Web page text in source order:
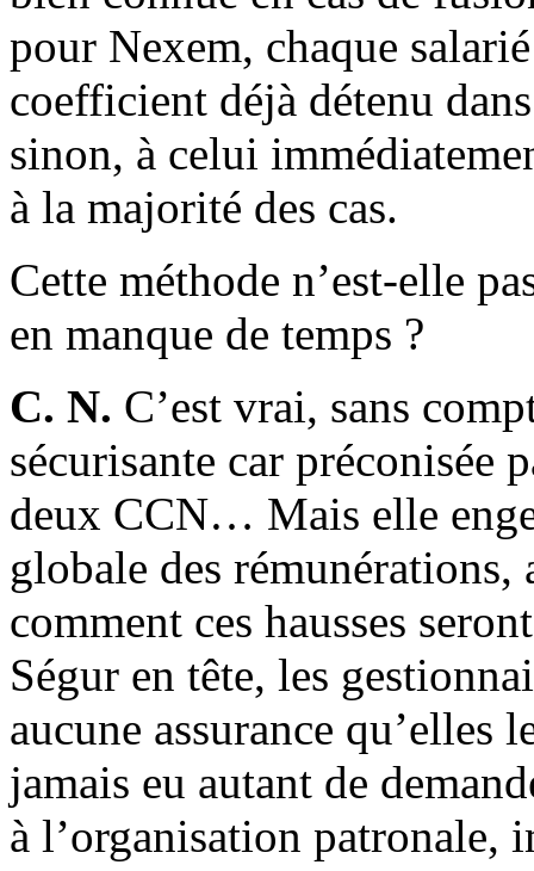
pour Nexem, chaque
coefficient déjà détenu
sinon, à celui
à la majorité des cas.
Cette méthode n’est-elle
en manque de temps ?
C. N. C’est vrai, sans
sécurisante car préconisée
deux CCN… Mais elle
globale des rémunérations,
comment ces hausses
Ségur en tête, les
aucune assurance
jamais eu autant de
à l’organisation patronale,